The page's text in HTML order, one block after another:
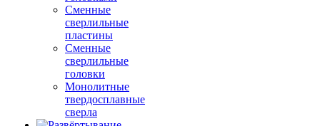
Сменные
сверлильные
пластины
Сменные
сверлильные
головки
Монолитные
твердосплавные
сверла